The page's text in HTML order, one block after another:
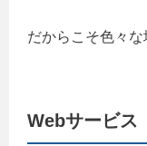
だからこそ色々な
Webサービス